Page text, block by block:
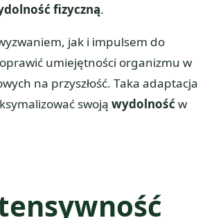
fizyczną.
jak i impulsem do
umiejętności organizmu w
na przyszłość. Taka adaptacja
swoją wydolność w